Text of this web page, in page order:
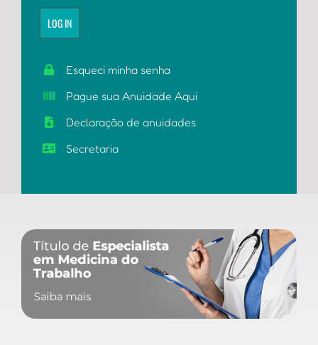
Esqueci minha senha
Pague sua Anuidade Aqui
Declaração de anuidades
Secretaria